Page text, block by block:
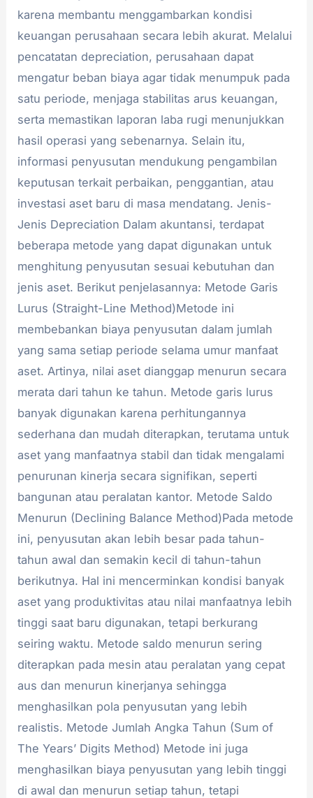
karena membantu menggambarkan kondisi
keuangan perusahaan secara lebih akurat. Melalui
pencatatan depreciation, perusahaan dapat
mengatur beban biaya agar tidak menumpuk pada
satu periode, menjaga stabilitas arus keuangan,
serta memastikan laporan laba rugi menunjukkan
hasil operasi yang sebenarnya. Selain itu,
informasi penyusutan mendukung pengambilan
keputusan terkait perbaikan, penggantian, atau
investasi aset baru di masa mendatang. Jenis-
Jenis Depreciation Dalam akuntansi, terdapat
beberapa metode yang dapat digunakan untuk
menghitung penyusutan sesuai kebutuhan dan
jenis aset. Berikut penjelasannya: Metode Garis
Lurus (Straight-Line Method)Metode ini
membebankan biaya penyusutan dalam jumlah
yang sama setiap periode selama umur manfaat
aset. Artinya, nilai aset dianggap menurun secara
merata dari tahun ke tahun. Metode garis lurus
banyak digunakan karena perhitungannya
sederhana dan mudah diterapkan, terutama untuk
aset yang manfaatnya stabil dan tidak mengalami
penurunan kinerja secara signifikan, seperti
bangunan atau peralatan kantor. Metode Saldo
Menurun (Declining Balance Method)Pada metode
ini, penyusutan akan lebih besar pada tahun-
tahun awal dan semakin kecil di tahun-tahun
berikutnya. Hal ini mencerminkan kondisi banyak
aset yang produktivitas atau nilai manfaatnya lebih
tinggi saat baru digunakan, tetapi berkurang
seiring waktu. Metode saldo menurun sering
diterapkan pada mesin atau peralatan yang cepat
aus dan menurun kinerjanya sehingga
menghasilkan pola penyusutan yang lebih
realistis. Metode Jumlah Angka Tahun (Sum of
The Years’ Digits Method) Metode ini juga
menghasilkan biaya penyusutan yang lebih tinggi
di awal dan menurun setiap tahun, tetapi